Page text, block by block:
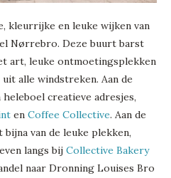
kleurrijke en leuke wijken van
Nørrebro. Deze buurt barst
art, leuke ontmoetingsplekken
alle windstreken. Aan de
creatieve adresjes,
en Coffee Collective. Aan de
van de leuke plekken,
langs bij Collective Bakery
naar Dronning Louises Bro